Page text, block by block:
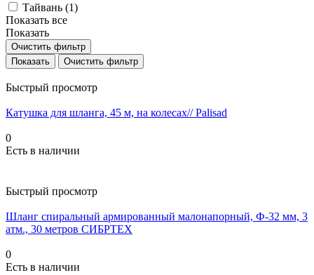
Тайвань (1)
Показать все
Показать
Очистить фильтр
Очистить фильтр
Быстрый просмотр
Катушка для шланга, 45 м, на колесах// Palisad
0
Есть в наличии
Быстрый просмотр
Шланг спиральный армированный малонапорный, Ф-32 мм, 3
атм., 30 метров СИБРТЕХ
0
Есть в наличии